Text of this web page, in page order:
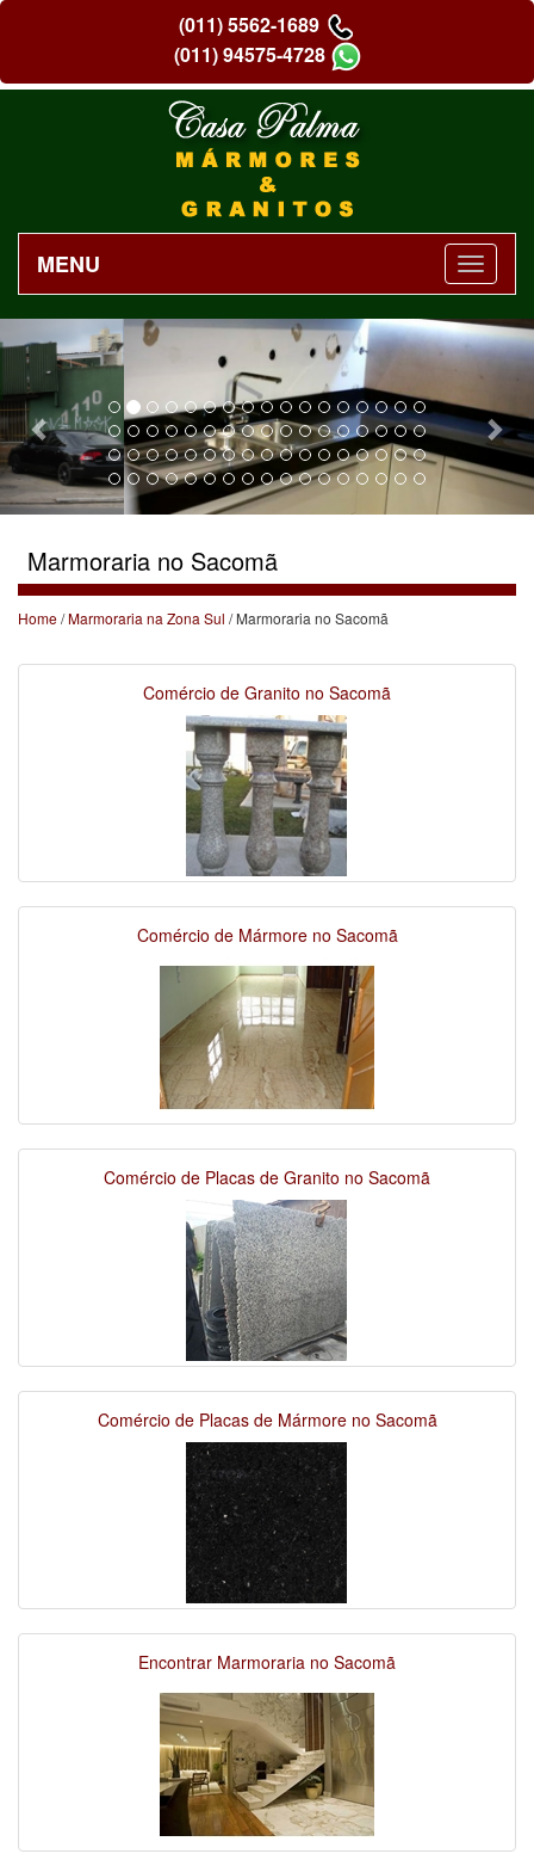
(011) 5562-1689
(011) 94575-4728
MENU
Previous
Marmoraria no Sacomã
Home/Marmoraria na Zona Sul / Marmoraria no Sacomã
Comércio de Granito no Sacomã
Comércio de Mármore no Sacomã
Comércio de Placas de Granito no Sacomã
Comércio de Placas de Mármore no Sacomã
Encontrar Marmoraria no Sacomã